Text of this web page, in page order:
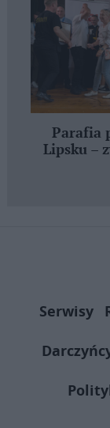
Parafia
Lipsku –
Serwisy